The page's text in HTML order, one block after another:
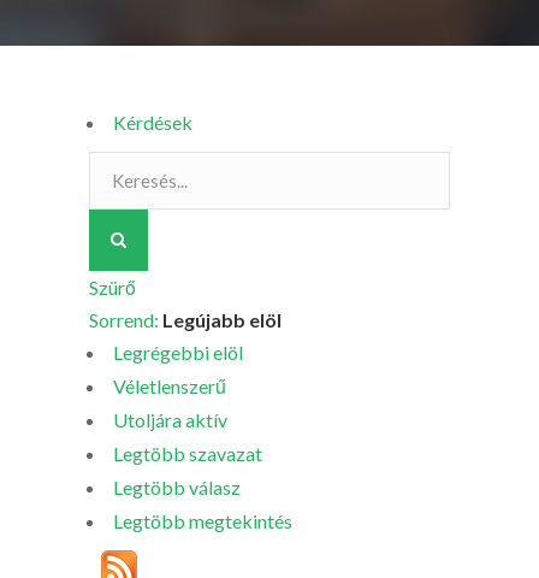
Kérdések
Szürő
Sorrend: Legújabb elöl
Legrégebbi elöl
Véletlenszerű
Utoljára aktív
Legtöbb szavazat
Legtöbb válasz
Legtöbb megtekintés